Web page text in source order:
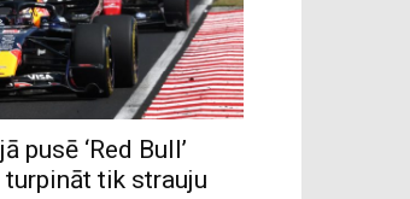
pusē ‘Red Bull’
turpināt tik strauju